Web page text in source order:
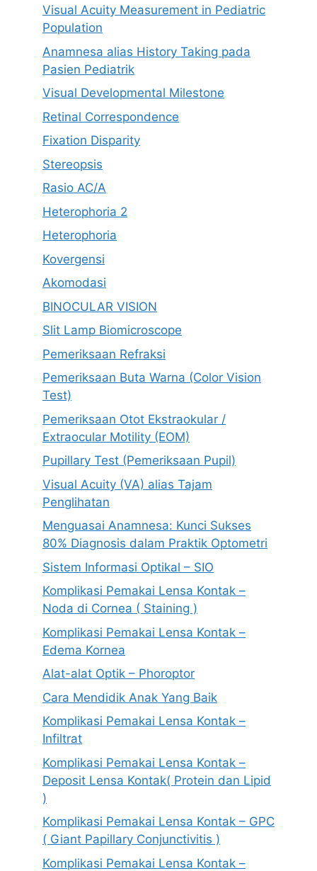
Visual Acuity Measurement in Pediatric
Population
Anamnesa alias History Taking pada
Pasien Pediatrik
Visual Developmental Milestone
Retinal Correspondence
Fixation Disparity
Stereopsis
Rasio AC/A
Heterophoria 2
Heterophoria
Kovergensi
Akomodasi
BINOCULAR VISION
Slit Lamp Biomicroscope
Pemeriksaan Refraksi
Pemeriksaan Buta Warna (Color Vision
Test)
Pemeriksaan Otot Ekstraokular /
Extraocular Motility (EOM)
Pupillary Test (Pemeriksaan Pupil)
Visual Acuity (VA) alias Tajam
Penglihatan
Menguasai Anamnesa: Kunci Sukses
80% Diagnosis dalam Praktik Optometri
Sistem Informasi Optikal – SIO
Komplikasi Pemakai Lensa Kontak –
Noda di Cornea ( Staining )
Komplikasi Pemakai Lensa Kontak –
Edema Kornea
Alat-alat Optik – Phoroptor
Cara Mendidik Anak Yang Baik
Komplikasi Pemakai Lensa Kontak –
Infiltrat
Komplikasi Pemakai Lensa Kontak –
Deposit Lensa Kontak( Protein dan Lipid
)
Komplikasi Pemakai Lensa Kontak – GPC
( Giant Papillary Conjunctivitis )
Komplikasi Pemakai Lensa Kontak –